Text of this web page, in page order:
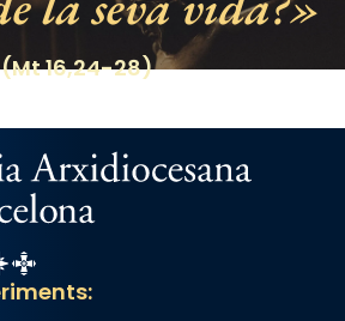
(Mt 16,24-28)
Estel
Catalunya Cristiana